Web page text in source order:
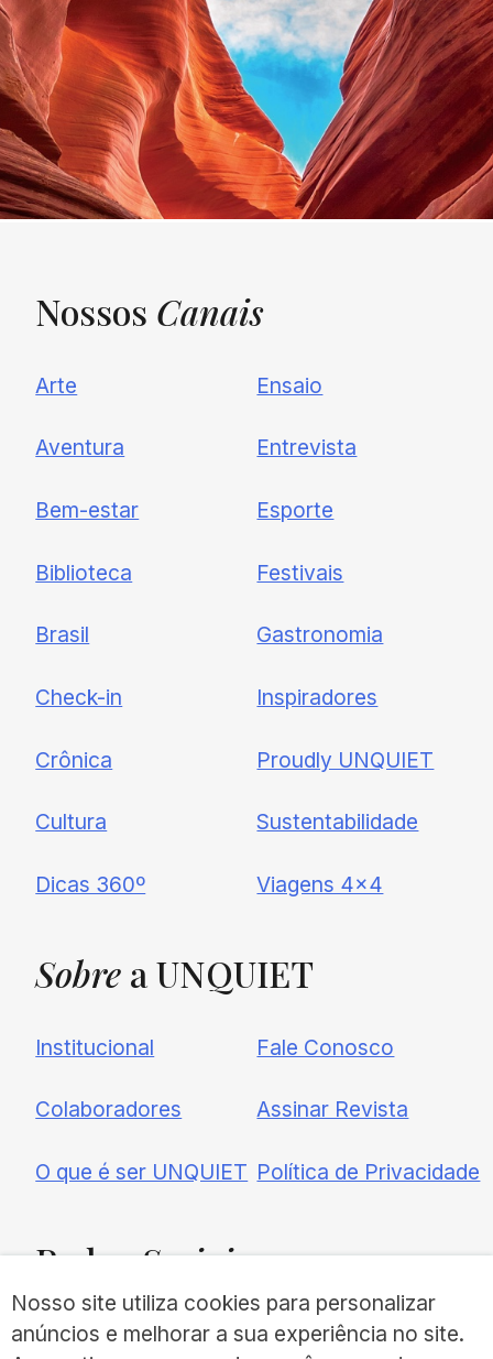
UNQUIET
Newsletter
nossas novidades.
Nossos Canais
Arte
Aventura
Bem-estar
Biblioteca
Brasil
Check-in
Crônica
Cultura
Dicas 360º
Ensaio
Entrevista
Esporte
Festivais
Gastronomia
Inspiradores
Proudly UNQUIET
Sustentabilidade
Viagens 4×4
Sobre a UNQUIET
Institucional
Colaboradores
O que é ser UNQUIET
Fale Conosco
Assinar Revista
Política de Privacidade
RedesSociais
Nosso site utiliza cookies para personalizar
anúncios e melhorar a sua experiência no site.